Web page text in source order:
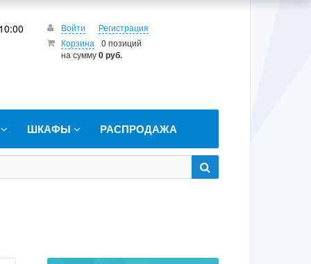
Войти
Регистрация
Корзина
0 позиций
на сумму0 руб.
ШКАФЫ РАСПРОДАЖА